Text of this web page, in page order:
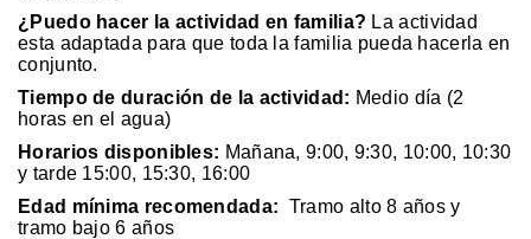
¿Puedo hacer la actividad en familia? La actividad
esta adaptada para que toda la familia pueda hacerla en
conjunto.
Tiempo de duración de la actividad: Medio día (2
horas en el agua)
Horarios disponibles: Mañana, 9:00, 9:30, 10:00, 10:30
y tarde 15:00, 15:30, 16:00
Edad mínima recomendada: Tramo alto 8 años y
tramo bajo 6 años